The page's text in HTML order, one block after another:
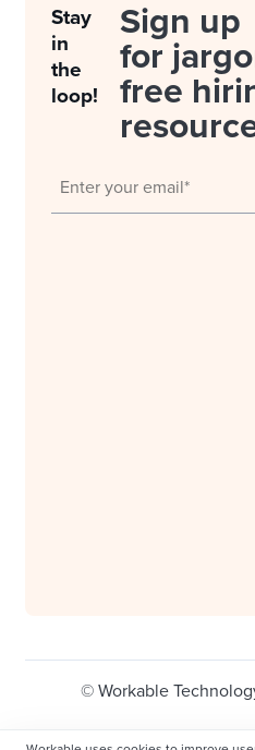
Stay
in
the
loop!
Sign up
for
free
© Workable
Privacy policy